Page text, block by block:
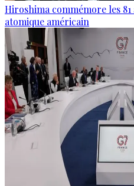
Hiroshima commémore les
atomique américain